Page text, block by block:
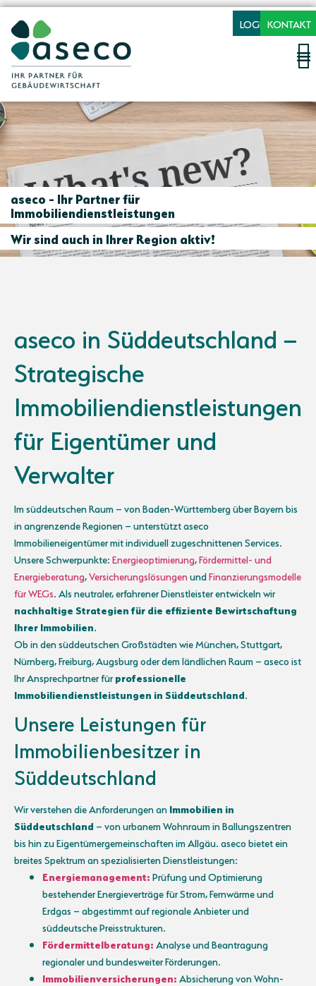
LOGINKONTAKT
Wir sind auch in Ihrer Region aktiv!
aseco - Ihr Partner für
Immobiliendienstleistungen
aseco in Süddeutschland –
Strategische
Immobiliendienstleistungen
für Eigentümer und
Verwalter
Im süddeutschen Raum – von Baden-Württemberg über Bayern bis
in angrenzende Regionen – unterstützt aseco
Immobilieneigentümer mit individuell zugeschnittenen Services.
Unsere Schwerpunkte: Energieoptimierung,Fördermittel- und
Energieberatung,VersicherungslösungenundFinanzierungsmodelle
für WEGs. Als neutraler, erfahrener Dienstleister entwickeln wir
nachhaltige Strategien für die effiziente Bewirtschaftung
Ihrer Immobilien.
Ob in den süddeutschen Großstädten wie München, Stuttgart,
Nürnberg, Freiburg, Augsburg oder dem ländlichen Raum – aseco ist
Ihr Ansprechpartner fürprofessionelle
Immobiliendienstleistungen in Süddeutschland.
Unsere Leistungen für
Immobilienbesitzer in
Süddeutschland
Wir verstehen die Anforderungen an Immobilien in
Süddeutschland – von urbanem Wohnraum in Ballungszentren
bis hin zu Eigentümergemeinschaften im Allgäu. aseco bietet ein
breites Spektrum an spezialisierten Dienstleistungen:
Energiemanagement: Prüfung und Optimierung
bestehender Energieverträge für Strom, Fernwärme und
Erdgas – abgestimmt auf regionale Anbieter und
süddeutsche Preisstrukturen.
Fördermittelberatung: Analyse und Beantragung
regionaler und bundesweiter Förderungen.
Immobilienversicherungen: Absicherung von Wohn-